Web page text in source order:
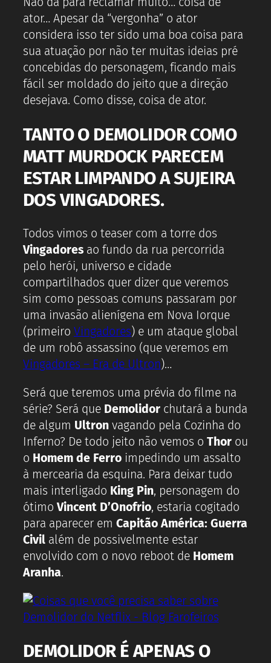
ator… Apesar da “vergonha” o ator
considera isso ter sido uma boa coisa para
sua atuação por não ter muitas ideias pré
concebidas do personagem, ficando mais
fácil ser moldado do jeito que a direção
desejava. Como disse, coisa de ator.
TANTO O DEMOLIDOR COMO
MATT MURDOCK PARECEM
ESTAR LIMPANDO A SUJEIRA
DOS VINGADORES.
Todos vimos o teaser com a torre dos
Vingadoresao fundo da rua percorrida
pelo herói, universo e cidade
compartilhados quer dizer que veremos
sim como pessoas comuns passaram por
uma invasão alienígena em Nova Iorque
(primeiro Vingadores) e um ataque global
de um robô assassino (que veremos em
Vingadores – Era de Ultron)…
Será que teremos uma prévia do filme na
série? Será que Demolidorchutará a bunda
de algum Ultronvagando pela Cozinha do
Inferno? De todo jeito não vemos o Thorou
o Homem de Ferroimpedindo um assalto
à mercearia da esquina. Para deixar tudo
mais interligado King Pin, personagem do
ótimoVincent D’Onofrio, estaria cogitado
para aparecer em Capitão América: Guerra
Civilalém de possivelmente estar
envolvido com o novo reboot de Homem
Aranha.
DEMOLIDOR É APENAS O